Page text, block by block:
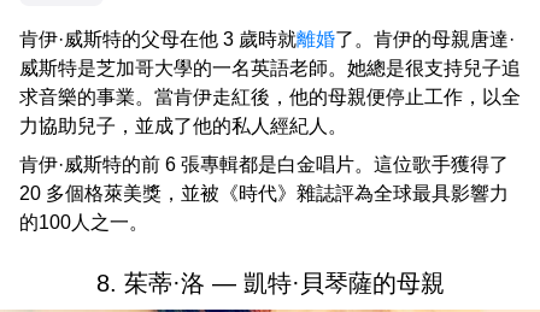
肯伊·威斯特的父母在他 3 歲時就離婚了。肯伊的母親唐達·
威斯特是芝加哥大學的一名英語老師。她總是很支持兒子追
求音樂的事業。當肯伊走紅後，他的母親便停止工作，以全
力協助兒子，並成了他的私人經紀人。
肯伊·威斯特的前 6 張專輯都是白金唱片。這位歌手獲得了
20 多個格萊美獎，並被《時代》雜誌評為全球最具影響力
的100人之一。
8. 茱蒂·洛 — 凱特·貝琴薩的母親